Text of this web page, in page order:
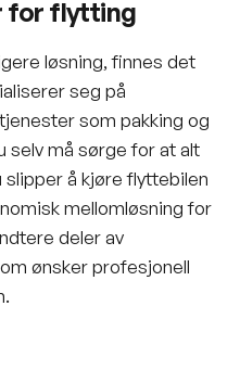
for flytting
løsning, finnes det
seg på
som pakking og
selv må sørge for at alt
å kjøre flyttebilen
mellomløsning for
deler av
ønsker profesjonell